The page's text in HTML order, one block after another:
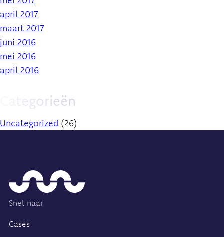
april 2017
maart 2017
juni 2016
mei 2016
april 2016
Categorieën
Uncategorized (26)
Home
Snel naar
Cases